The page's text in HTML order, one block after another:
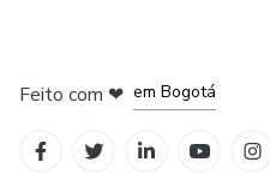
Feito com ❤ em Bogotá